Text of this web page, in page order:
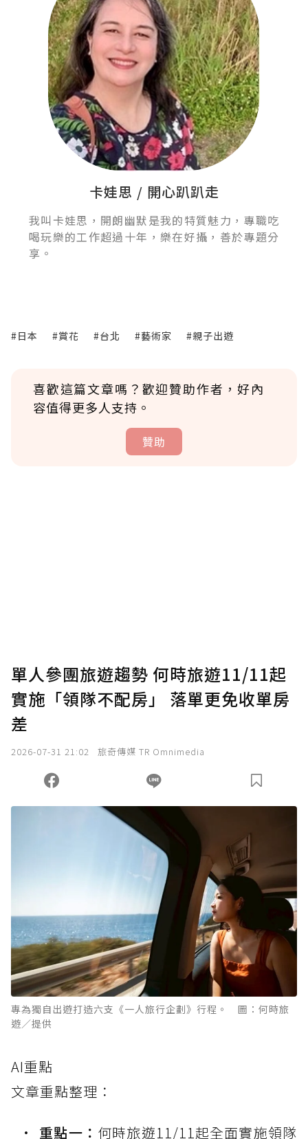
卡娃思 / 開心趴趴走
我叫卡娃思，開朗幽默是我的特質魅力，專職吃
喝玩樂的工作超過十年，樂在好攝，善於專題分
享。
#日本 #賞花 #台北 #藝術家 #親子出遊
喜歡這篇文章嗎？歡迎贊助作者，好內
容值得更多人支持。
贊助
確認送出
您當前剩餘 U 利點數：0點；前往 購買點數
單人參團旅遊趨勢 何時旅遊11/11起
實施「領隊不配房」 落單更免收單房
差
2026-07-31 21:02 旅奇傳媒 TR Omnimedia
專為獨自出遊打造六支《一人旅行企劃》行程。 圖：何時旅
遊／提供
AI重點
文章重點整理：
重點一： 何時旅遊11/11起全面實施領隊